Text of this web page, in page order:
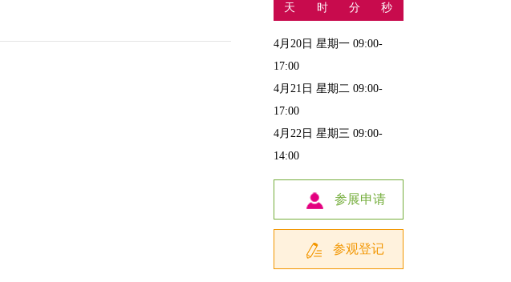
天 时 分 秒
4月20日 星期一 09:00-
17:00
4月21日 星期二 09:00-
17:00
4月22日 星期三 09:00-
14:00
参展申请
参观登记